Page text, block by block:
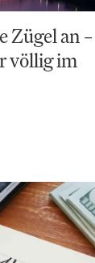
Zügel an
völlig im